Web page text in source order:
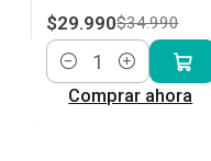
$29.990$34.990
Cantidad
Comprar ahora